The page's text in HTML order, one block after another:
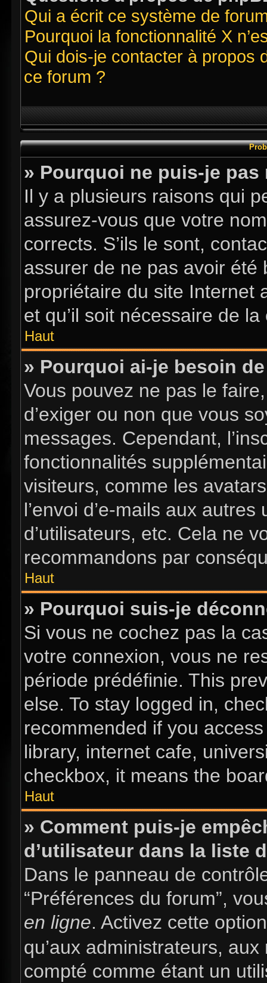
Qui a écrit ce système de
Pourquoi la fonctionnalité X
Qui dois-je contacter à propos
ce forum ?
» Pourquoi ne puis-je pas
Il y a plusieurs raisons qui
assurez-vous que votre
corrects. S’ils le sont,
assurer de ne pas avoir
propriétaire du site Internet
et qu’il soit nécessaire de la
Haut
» Pourquoi ai-je besoin
Vous pouvez ne pas le
d’exiger ou non que vous
messages. Cependant,
fonctionnalités
visiteurs, comme les
l’envoi d’e-mails aux
d’utilisateurs, etc. Cela ne
recommandons par
Haut
» Pourquoi suis-je
Si vous ne cochez pas la
votre connexion, vous ne
période prédéfinie. This
else. To stay logged in,
recommended if you
library, internet cafe,
checkbox, it means the
Haut
» Comment puis-je
d’utilisateur dans la liste
Dans le panneau de
“Préférences du forum”,
en ligne. Activez cette
qu’aux administrateurs,
compté comme étant un